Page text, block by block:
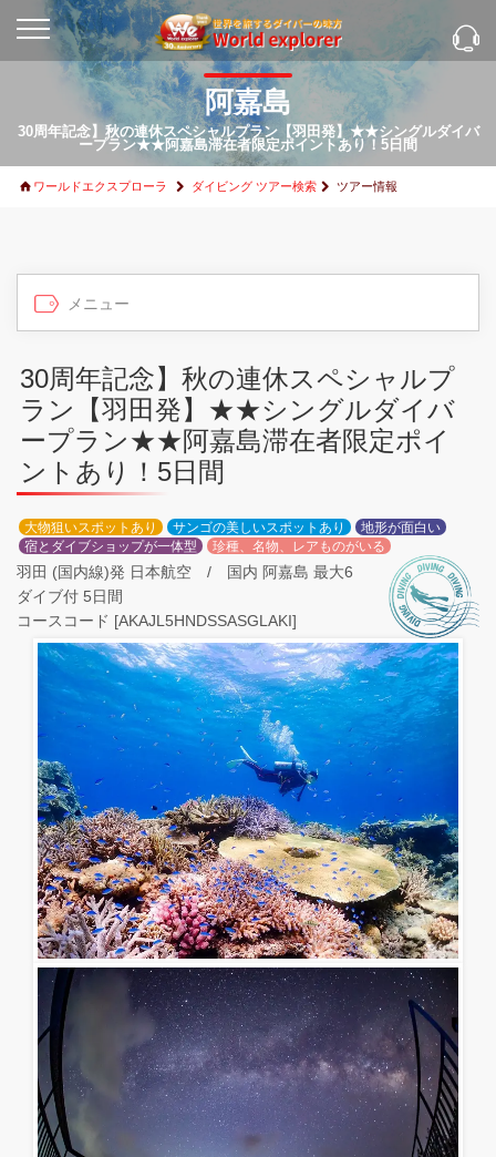
阿嘉島
30周年記念】秋の連休スペシャルプラン【羽田発】★★シングルダイバ
ープラン★★阿嘉島滞在者限定ポイントあり！5日間
ワールドエクスプローラ ダイビング ツアー検索 ツアー情報
30周年記念】秋の連休スペシャルプ
ラン【羽田発】★★シングルダイバ
ープラン★★阿嘉島滞在者限定ポイ
ントあり！5日間
大物狙いスポットあり サンゴの美しいスポットあり
地形が面白い
宿とダイブショップが一体型
珍種、名物、レアものがいる
羽田 (国内線)発 日本航空 / 国内 阿嘉島 最大6
ダイブ付 5日間
コースコード [AKAJL5HNDSSASGLAKI]